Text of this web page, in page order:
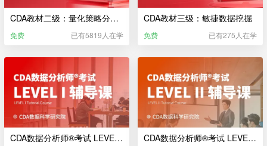
CDA教材二级：量化策略分析（2025）
免费 已有5819人在学
CDA教材三级：敏捷数据挖掘
免费 已有275人在学
CDA数据分析师®考试 LEVEL I 辅导课（新版） CDA数据分析师®考试 LEVEL II 辅导课（新版）